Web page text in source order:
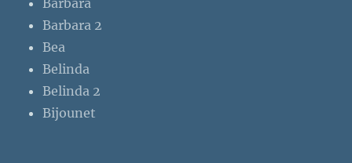
Barbara
Barbara 2
Bea
Belinda
Belinda 2
Bijounet